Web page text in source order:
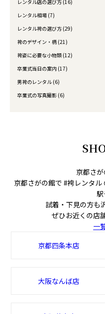
レンタル店の選び方 (16)
レンタル相場 (7)
レンタル袴の選び方 (29)
袴のデザイン・柄 (21)
袴姿に必要な小物類 (12)
卒業式当日の案内 (17)
男袴のレンタル (6)
卒業式の写真撮影 (6)
京都さ
京都さがの館で #袴レンタ
駅
試着・下見の方も
ぜひお近くの店
一
京都四条本店
大阪なんば店